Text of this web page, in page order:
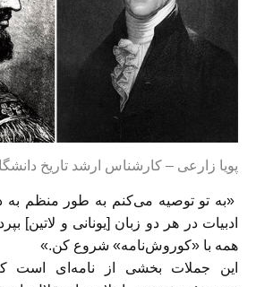
پویا زارعی – کار‌شناس ارشد تاریخ
«به تو توصیه می‌کنم به طور منظم به
ادبیات در هر دو زبان [یونانی و لاتین]
همه با «کوروش‌نامه» شروع کن.»
این جملات بخشی از نامه‌ای است